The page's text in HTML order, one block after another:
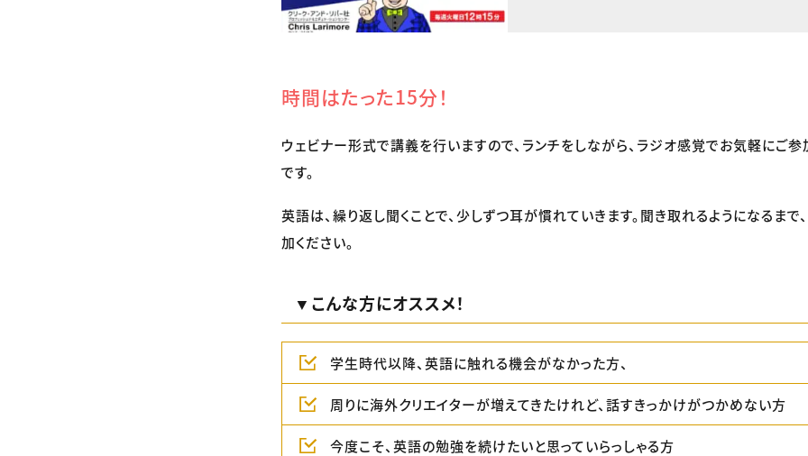
時間はたった15分！
ウェビナー形式で講義を行いますので、ランチをしながら、ラジオ感覚でお気軽にご
です。
英語は、繰り返し聞くことで、少しずつ耳が慣れていきます。聞き取れるようになるまで
加ください。
▼こんな方にオススメ！
学生時代以降、英語に触れる機会がなかった方、
周りに海外クリエイターが増えてきたけれど、話すきっかけがつかめない方
今度こそ、英語の勉強を続けたいと思っていらっしゃる方